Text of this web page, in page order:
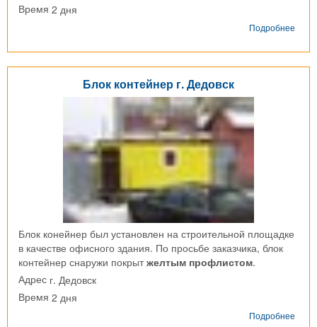
Время 2 дня
Подробнее
Блок контейнер г. Дедовск
Блок конейнер был установлен на строительной площадке
в качестве офисного здания. По просьбе заказчика, блок
контейнер снаружи покрытжелтым профлистом.
Адрес г. Дедовск
Время 2 дня
Подробнее